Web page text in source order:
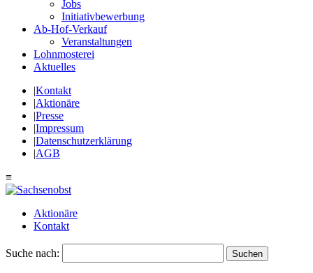
Jobs
Initiativbewerbung
Ab-Hof-Verkauf
Veranstaltungen
Lohnmosterei
Aktuelles
|Kontakt
|Aktionäre
|Presse
|Impressum
|Datenschutzerklärung
|AGB
≡
Aktionäre
Kontakt
Suche nach: Suchen